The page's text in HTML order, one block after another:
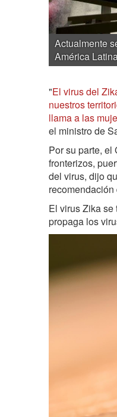
Actualmente
América
"El virus del
nuestros
llama a las
el ministro de
Por su parte,
fronterizos,
del virus, dijo
El virus Zika se
propaga los